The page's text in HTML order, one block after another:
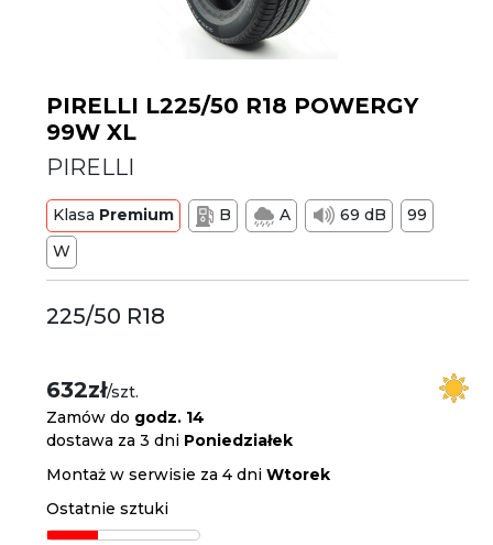
PIRELLI L225/50 R18 POWERGY
99W XL
PIRELLI
Klasa Premium B A 69 dB
99
W
225/50 R18
632zł/szt.
Zamów do godz. 14
dostawa za 3 dni Poniedziałek
Montaż w serwisie za 4 dniWtorek
Ostatnie sztuki